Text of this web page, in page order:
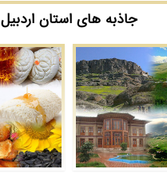
جاذبه های استان اردبیل